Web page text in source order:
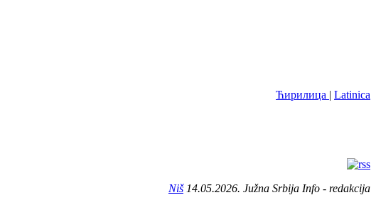
Ћирилица | Latinica
Niš14.05.2026. Južna Srbija Info - redakcija